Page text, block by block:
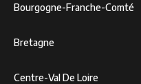
Bourgogne-Franche-Comté
Bretagne
Centre-Val De Loire